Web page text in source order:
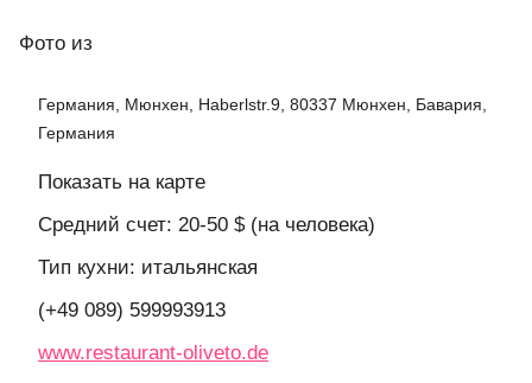
Фото из
Германия, Мюнхен, Haberlstr.9, 80337 Мюнхен, Бавария,
Германия
Показать на карте
Средний счет: 20-50 $ (на человека)
Тип кухни: итальянская
(+49 089) 599993913
www.restaurant-oliveto.de